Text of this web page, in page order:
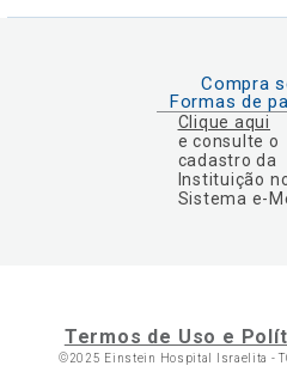
Compra
Formas de
Clique aqui
e consulte o
cadastro da
Instituição
Sistema e-
Termos de Uso e
©2025 Einstein Hospital Israelita -